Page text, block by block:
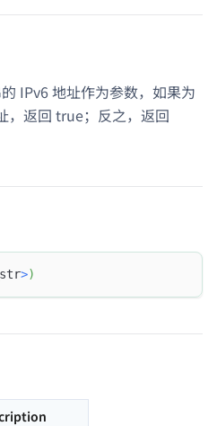
IPv6 地址作为参数，如果为
，返回 true；反之，返回
>)